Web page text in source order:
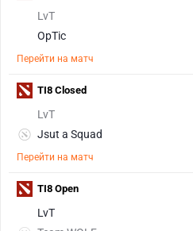
LvT
OpTic
Перейти на матч
LvT
Jsut a Squad
Перейти на матч
TI8 Closed
LvT
TI8 Open